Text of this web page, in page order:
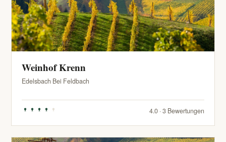
Weinhof Krenn
Edelsbach Bei Feldbach
4.0 · 3 Bewertungen